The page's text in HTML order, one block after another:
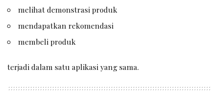
melihat demonstrasi produk
mendapatkan rekomendasi
membeli produk
terjadi dalam satu aplikasi yang sama.